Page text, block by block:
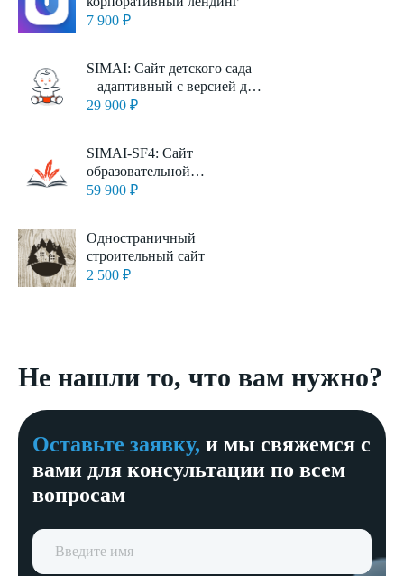
7 900 ₽
SIMAI: Сайт детского сада
– адаптивный с версией для
слабовидящих
29 900 ₽
SIMAI-SF4: Сайт
образовательной
организации – адаптивный
59 900 ₽
Одностраничный
строительный сайт
2 500 ₽
Не нашли то, что вам нужно?
Оставьте заявку, и мы свяжемся с
вами для консультации по всем
вопросам